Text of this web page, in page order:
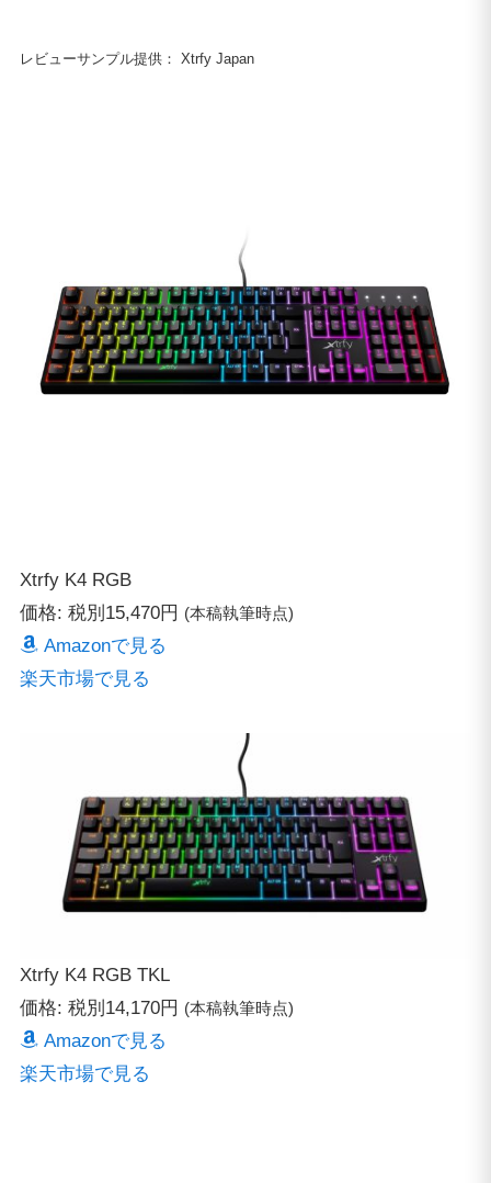
レビューサンプル提供： Xtrfy Japan
Xtrfy K4 RGB
価格: 税別15,470円 (本稿執筆時点)
Amazonで見る
楽天市場で見る
Xtrfy K4 RGB TKL
価格: 税別14,170円 (本稿執筆時点)
Amazonで見る
楽天市場で見る